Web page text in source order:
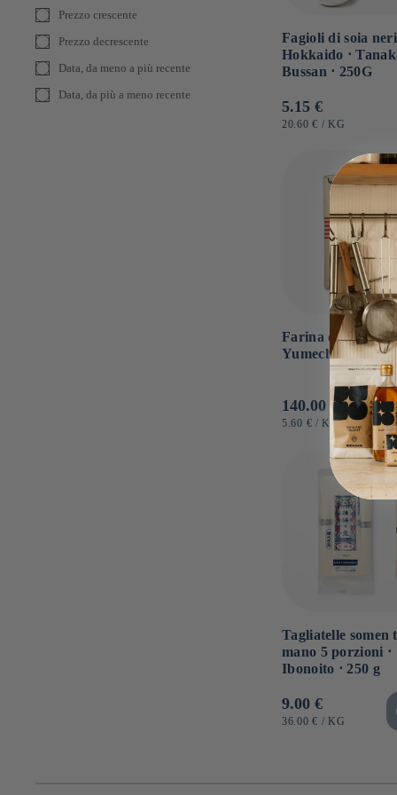
Prezzo crescente
Prezzo decrescente
Data, da meno a più recente
Data, da più a meno recente
Fagioli di soia neri
Hokkaido ⋅
Bussan ⋅ 250G
Prezzo
di
5.15 €
PREZZO
20.60 € / PER
KG
Farina di grano
Yumechikara ⋅ 25
Prezzo
di
140.00 €
PREZZO
UNITARIO
5.60 € / PER
KG
Tagliatelle somen
mano 5 porzioni ⋅
Ibonoito ⋅ 250 g
Prezzo
di
9.00 €
PREZZO
36.00 € / PER
KG